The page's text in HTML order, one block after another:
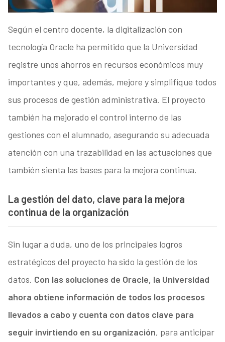
Según el centro docente, la digitalización con
tecnología Oracle ha permitido que la Universidad
registre unos ahorros en recursos económicos muy
importantes y que, además, mejore y simplifique todos
sus procesos de gestión administrativa. El proyecto
también ha mejorado el control interno de las
gestiones con el alumnado, asegurando su adecuada
atención con una trazabilidad en las actuaciones que
también sienta las bases para la mejora continua.
La gestión del dato, clave para la mejora
continua de la organización
Sin lugar a duda, uno de los principales logros
estratégicos del proyecto ha sido la gestión de los
datos. Con las soluciones de Oracle, la Universidad
ahora obtiene información de todos los procesos
llevados a cabo y cuenta con datos clave para
seguir invirtiendo en su organización, para anticipar